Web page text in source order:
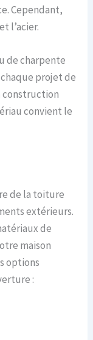
Cependant,
l’acier.
de charpente
projet de
construction
convient le
de la toiture
extérieurs.
de
maison
options
: